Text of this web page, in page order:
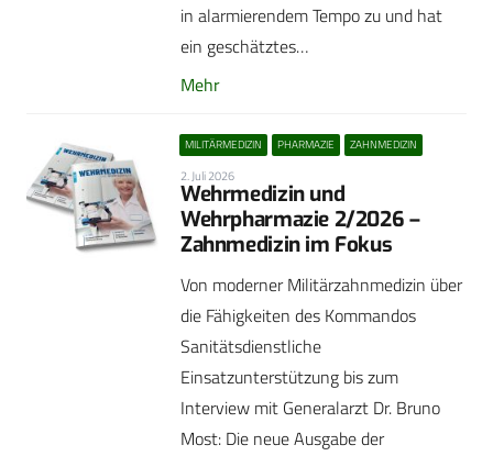
in alarmierendem Tempo zu und hat
ein geschätztes…
Mehr
MILITÄRMEDIZIN PHARMAZIE ZAHNMEDIZIN
2. Juli 2026
Wehrmedizin und
Wehrpharmazie 2/2026 –
Zahnmedizin im Fokus
Von moderner Militärzahnmedizin über
die Fähigkeiten des Kommandos
Sanitätsdienstliche
Einsatzunterstützung bis zum
Interview mit Generalarzt Dr. Bruno
Most: Die neue Ausgabe der